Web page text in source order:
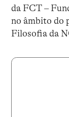
da FCT –
no âmbito do
Filosofia da